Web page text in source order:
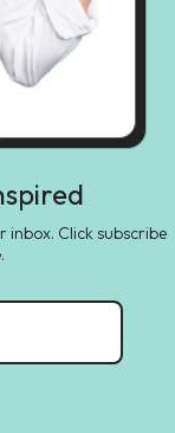
inbox. Click subscribe